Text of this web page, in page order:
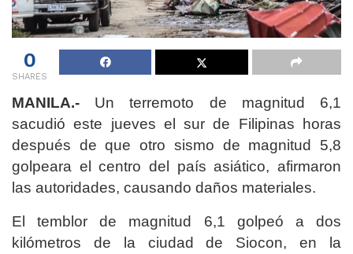
0
SHARES
MANILA.- Un terremoto de magnitud 6,1
sacudió este jueves el sur de Filipinas horas
después de que otro sismo de magnitud 5,8
golpeara el centro del país asiático, afirmaron
las autoridades, causando daños materiales.
El temblor de magnitud 6,1 golpeó a dos
kilómetros de la ciudad de Siocon, en la